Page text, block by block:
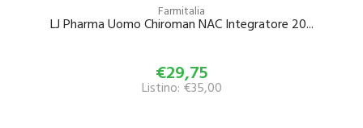
Farmitalia
LJ Pharma Uomo Chiroman NAC Integratore 20...
€29,75
Listino: €35,00